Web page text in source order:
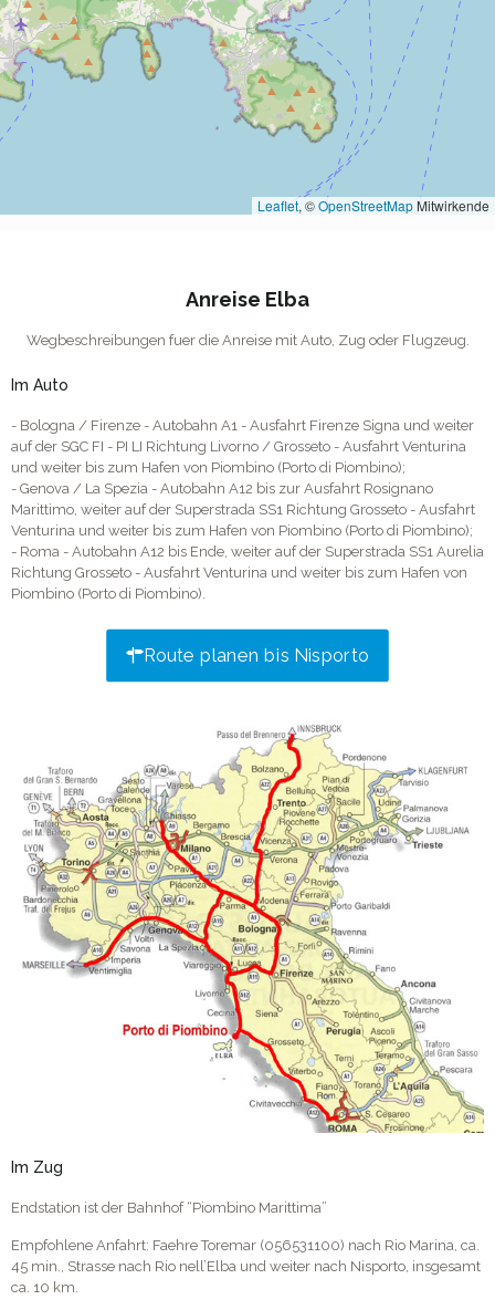
Leaflet, ©OpenStreetMap Mitwirkende
Anreise Elba
Wegbeschreibungen fuer die Anreise mit Auto, Zug oder Flugzeug.
Im Auto
- Bologna / Firenze - Autobahn A1 - Ausfahrt Firenze Signa und weiter
auf der SGC FI - PI LI Richtung Livorno / Grosseto - Ausfahrt Venturina
und weiter bis zum Hafen von Piombino (Porto di Piombino);
- Genova / La Spezia - Autobahn A12 bis zur Ausfahrt Rosignano
Marittimo, weiter auf der Superstrada SS1 Richtung Grosseto - Ausfahrt
Venturina und weiter bis zum Hafen von Piombino (Porto di Piombino);
- Roma - Autobahn A12 bis Ende, weiter auf der Superstrada SS1 Aurelia
Richtung Grosseto - Ausfahrt Venturina und weiter bis zum Hafen von
Piombino (Porto di Piombino).
Route planen bis Nisporto
Im Zug
Endstation ist der Bahnhof “Piombino Marittima”
Empfohlene Anfahrt: Faehre Toremar (056531100) nach Rio Marina, ca.
45 min., Strasse nach Rio nell’Elba und weiter nach Nisporto, insgesamt
ca. 10 km.